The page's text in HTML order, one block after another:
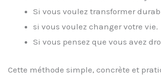
Si vous voulez transformer
si vous voulez changer votre vie.
Si vous pensez que vous avez
Cette méthode simple, concrète et